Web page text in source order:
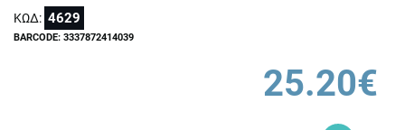
ΚΩΔ: 4629
BARCODE: 3337872414039
25.20€